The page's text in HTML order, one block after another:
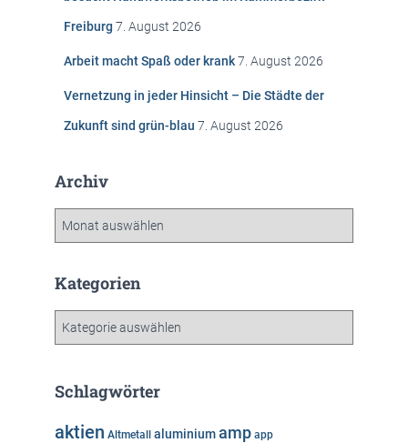
Freiburg 7. August 2026
Arbeit macht Spaß oder krank7. August 2026
Vernetzung in jeder Hinsicht – Die Städte der
Zukunft sind grün-blau 7. August 2026
Archiv
h
Kategorien
g
r
Schlagwörter
aktien Altmetall aluminiumamp app